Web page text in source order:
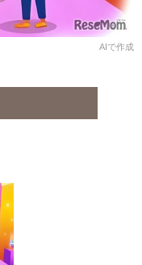
AIで作成